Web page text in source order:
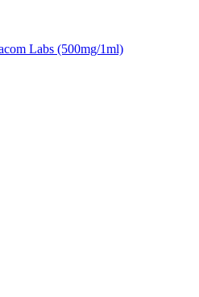
Labs (500mg/1ml)